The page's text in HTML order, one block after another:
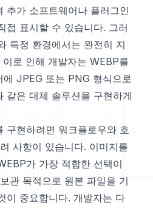
추가 소프트웨어나 플러그인
접 표시할 수 있습니다. 그러
특정 환경에서는 완전히 지
로 인해 개발자는 WEBP를
에 JPEG 또는 PNG 형식으로
같은 대체 솔루션을 구현하게
구현하려면 워크플로우와 호
사항이 있습니다. 이미지를
가 가장 적합한 선택이
관 목적으로 원본 파일을 기
이 중요합니다. 개발자는 다